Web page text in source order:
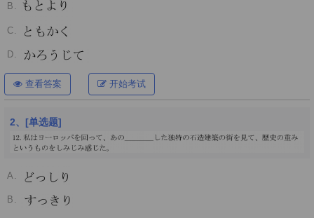
B.
C.
D.
查看答案 开始考试
2、[单选题]
A.
B.